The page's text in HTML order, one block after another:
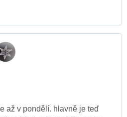
až v pondělí. hlavně je teď